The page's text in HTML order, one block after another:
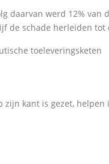
daarvan werd 12%
de schade herleiden
toeleveringsketen
kant is gezet,